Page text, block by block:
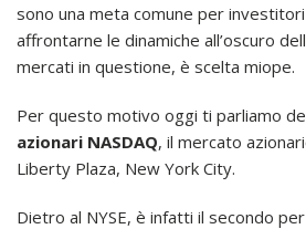
sono una meta comune per
affrontarne le dinamiche all’oscuro
mercati in questione, è scelta miope.
Per questo motivo oggi ti parliamo
azionari NASDAQ, il mercato
Liberty Plaza, New York City.
Dietro al NYSE, è infatti il secondo